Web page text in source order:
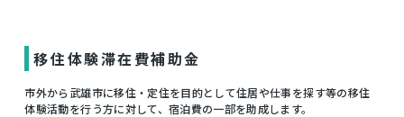
移住体験滞在費補助金
市外から武雄市に移住・定住を目的として住居や仕事を探す等の移住
体験活動を行う方に対して、宿泊費の一部を助成します。